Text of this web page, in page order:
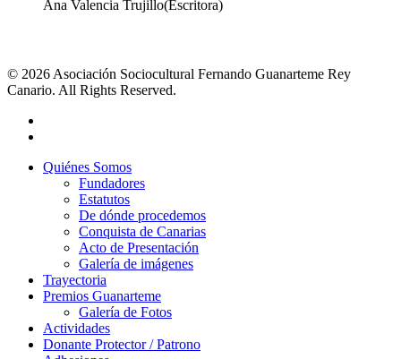
Ana Valencia Trujillo(Escritora)
© 2026 Asociación Sociocultural Fernando Guanarteme Rey
Canario. All Rights Reserved.
Quiénes Somos
Fundadores
Estatutos
De dónde procedemos
Conquista de Canarias
Acto de Presentación
Galería de imágenes
Trayectoria
Premios Guanarteme
Galería de Fotos
Actividades
Donante Protector / Patrono